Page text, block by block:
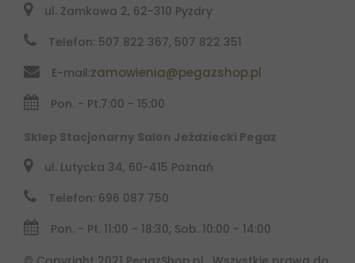
ul. Zamkowa 2, 62-310 Pyzdry
Telefon: 507 822 367, 507 822 351
E-mail:zamowienia@pegazshop.pl
Pon. - Pt.7:00 - 15:00
Sklep Stacjonarny Salon Jeździecki Pegaz
ul. Lutycka 34, 60-415 Poznań
Telefon: 696 087 750
Pon. - Pt. 11:00 - 18:30, Sob. 10:00 - 14:00